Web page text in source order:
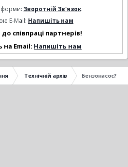
Зворотній Зв'язок.
E-Mail: Напишіть нам
співпраці партнерів!
на Email: Напишіть нам
Технічній архів Бензонасос?